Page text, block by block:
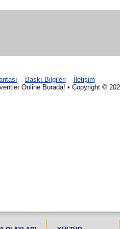
– Baskı Bilgileri –
İletişim
Online Burada! • Copyright ©